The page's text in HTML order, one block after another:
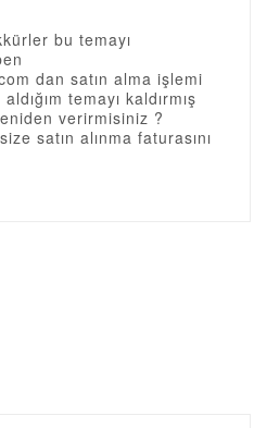
bu temayı
dan satın alma işlemi
temayı kaldırmış
verirmisiniz ?
satın alınma faturasını